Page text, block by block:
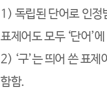
1) 독립된 단어로 인정
표제어도 모두 ‘단어’
2) ‘구’는 띄어 쓴 표
함함.